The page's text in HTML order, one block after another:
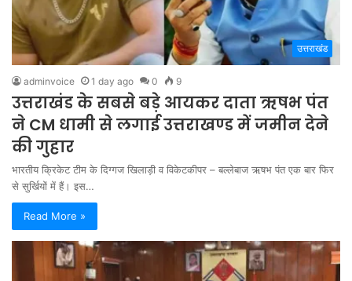
उत्तराखंड
adminvoice 1 day ago 0 9
उत्तराखंड के सबसे बड़े आयकर दाता ऋषभ पंत
ने CM धामी से लगाई उत्तराखण्ड में जमीन देने
की गुहार
भारतीय क्रिकेट टीम के दिग्गज खिलाड़ी व विकेटकीपर – बल्लेबाज ऋषभ पंत एक बार फिर
से सुर्खियों में हैं। इस…
Read More »